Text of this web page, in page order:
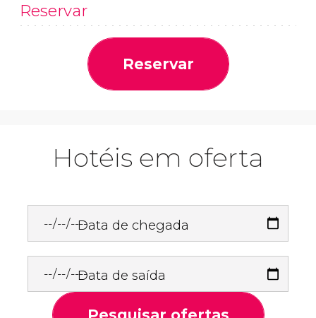
Reservar
Reservar
Hotéis em oferta
Data de chegada
Data de saída